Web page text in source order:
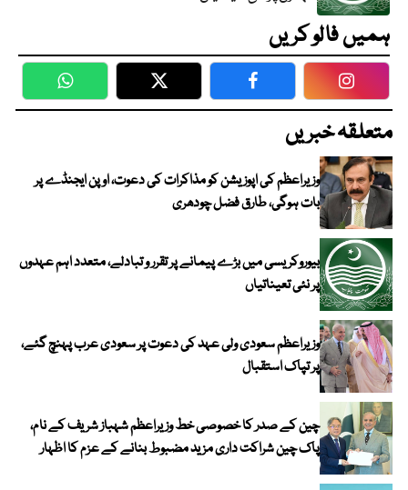
ہمیں فالو کریں
WhatsApp Twitter Facebook
متعلقہ خبریں
وزیراعظم کی اپوزیشن کو مذاکرات کی دعوت، اوپن ایجنڈے پر
بات ہوگی، طارق فضل چودھری
بیوروکریسی میں بڑے پیمانے پر تقرر و تبادلے، متعدد اہم عہدوں
پر نئی تعیناتیاں
وزیراعظم سعودی ولی عہد کی دعوت پر سعودی عرب پہنچ گئے،
پر تپاک استقبال
چین کے صدر کا خصوصی خط وزیراعظم شہباز شریف کے نام،
پاک چین شراکت داری مزید مضبوط بنانے کے عزم کا اظہار